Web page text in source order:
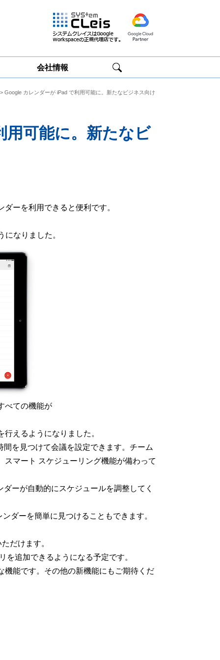
Google
Google
会社情報
Google カレンダーが iPad で利用可能に。新たなビジネス向け
可能に。新たなビ
ーを利用できると便利です。
なりました。
べての機能が
えるようになりました。
を見つけて会議を設定できます。チーム
マート スケジューリング機能が備わって
ーが自動的にスケジュールを調整してく
ダーを簡単に見つけることもできます。
だけます。
を追加できるようになる予定です。
機能です。その他の新機能にもご期待くだ